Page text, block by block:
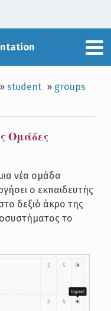
»student » groups
Ομάδες
νέα ομάδα
ο εκπαιδευτής
δεξιό άκρο της
το